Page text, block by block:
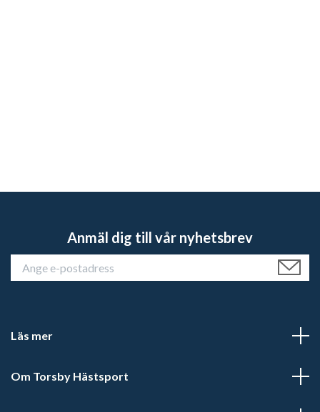
Anmäl dig till vår nyhetsbrev
Läs mer
Om Torsby Hästsport